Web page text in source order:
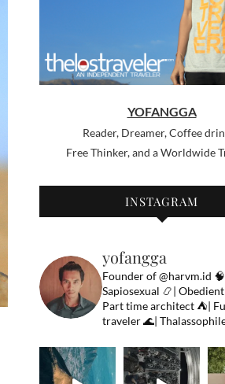
YOFANGGA
Reader, Dreamer, Coffee
Free Thinker, and a Worldwide
INSTAGRAM
yofangga
Founder of @harvm.id
Sapiosexual 📿|
Part time architect ⛺️|
traveler🌊|